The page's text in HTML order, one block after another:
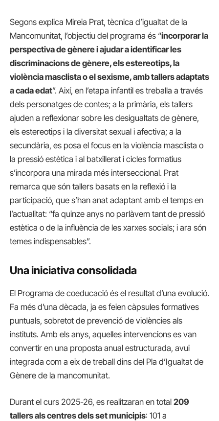
Segons explica Mireia Prat, tècnica d’igualtat de la
Mancomunitat, l’objectiu del programa és “incorporar la
perspectiva de gènere i ajudar a identificar les
discriminacions de gènere, els estereotips, la
violència masclista o el sexisme, amb tallers adaptats
a cada edat”. Així, en l’etapa infantil es treballa a través
dels personatges de contes; a la primària, els tallers
ajuden a reflexionar sobre les desigualtats de gènere,
els estereotips i la diversitat sexual i afectiva; a la
secundària, es posa el focus en la violència masclista o
la pressió estètica i al batxillerat i cicles formatius
s’incorpora una mirada més interseccional. Prat
remarca que són tallers basats en la reflexió i la
participació, que s’han anat adaptant amb el temps en
l’actualitat: “fa quinze anys no parlàvem tant de pressió
estètica o de la influència de les xarxes socials; i ara són
temes indispensables”.
Una iniciativa consolidada
El Programa de coeducació és el resultat d’una evolució.
Fa més d’una dècada, ja es feien càpsules formatives
puntuals, sobretot de prevenció de violències als
instituts. Amb els anys, aquelles intervencions es van
convertir en una proposta anual estructurada, avui
integrada com a eix de treball dins del Pla d’Igualtat de
Gènere de la mancomunitat.
Durant el curs 2025-26, es realitzaran en total 209
tallers als centres dels set municipis: 101 a